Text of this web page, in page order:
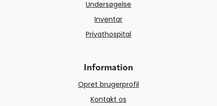
Undersøgelse
Inventar
Privathospital
Information
Opret brugerprofil
Kontakt os